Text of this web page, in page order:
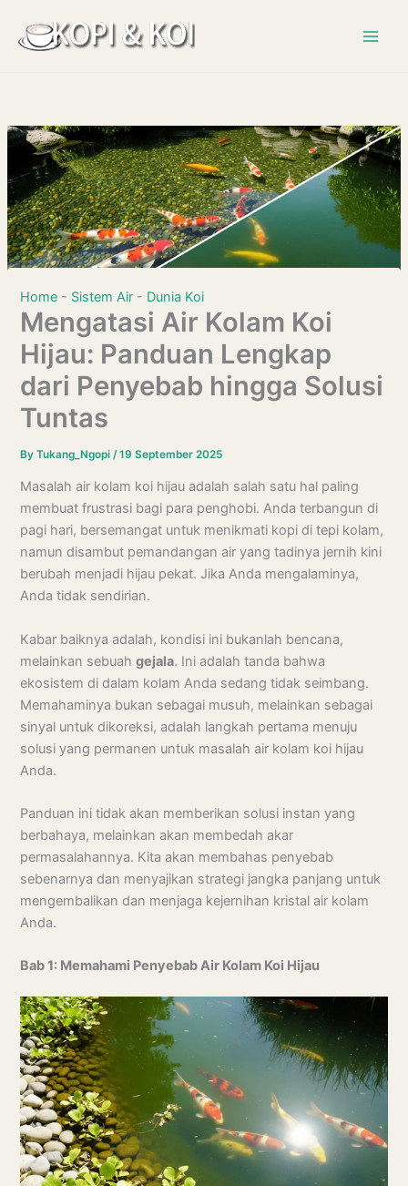
konten
Home - Sistem Air - Dunia Koi
Mengatasi Air Kolam Koi
Hijau: Panduan Lengkap
dari Penyebab hingga Solusi
Tuntas
By Tukang_Ngopi /19 September 2025
Masalah air kolam koi hijau adalah salah satu hal paling
membuat frustrasi bagi para penghobi. Anda terbangun di
pagi hari, bersemangat untuk menikmati kopi di tepi kolam,
namun disambut pemandangan air yang tadinya jernih kini
berubah menjadi hijau pekat. Jika Anda mengalaminya,
Anda tidak sendirian.
Kabar baiknya adalah, kondisi ini bukanlah bencana,
melainkan sebuahgejala. Ini adalah tanda bahwa
ekosistem di dalam kolam Anda sedang tidak seimbang.
Memahaminya bukan sebagai musuh, melainkan sebagai
sinyal untuk dikoreksi, adalah langkah pertama menuju
solusi yang permanen untuk masalah air kolam koi hijau
Anda.
Panduan ini tidak akan memberikan solusi instan yang
berbahaya, melainkan akan membedah akar
permasalahannya. Kita akan membahas penyebab
sebenarnya dan menyajikan strategi jangka panjang untuk
mengembalikan dan menjaga kejernihan kristal air kolam
Anda.
Bab 1: Memahami Penyebab Air Kolam Koi Hijau